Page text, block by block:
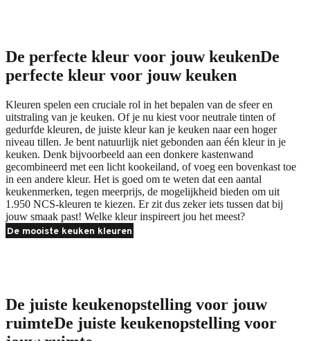
De perfecte kleur voor jouw keukenDe
perfecte kleur voor jouw keuken
Kleuren spelen een cruciale rol in het bepalen van de sfeer en
uitstraling van je keuken. Of je nu kiest voor neutrale tinten of
gedurfde kleuren, de juiste kleur kan je keuken naar een hoger
niveau tillen. Je bent natuurlijk niet gebonden aan één kleur in je
keuken. Denk bijvoorbeeld aan een donkere kastenwand
gecombineerd met een licht kookeiland, of voeg een bovenkast toe
in een andere kleur. Het is goed om te weten dat een aantal
keukenmerken, tegen meerprijs, de mogelijkheid bieden om uit
1.950 NCS-kleuren te kiezen. Er zit dus zeker iets tussen dat bij
jouw smaak past! Welke kleur inspireert jou het meest?
De mooiste keuken kleuren
De juiste keukenopstelling voor jouw
ruimteDe juiste keukenopstelling voor